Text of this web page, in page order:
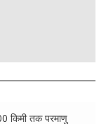
किमी तक परमाणु